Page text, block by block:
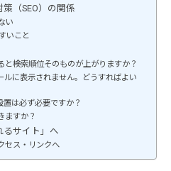
（SEO）の関係
い
いこと
と検索順位そのものが上がりますか？
ルに表示されません。どうすればよい
置は必ず必要ですか？
ますか？
るサイト」へ
セス・リンクへ